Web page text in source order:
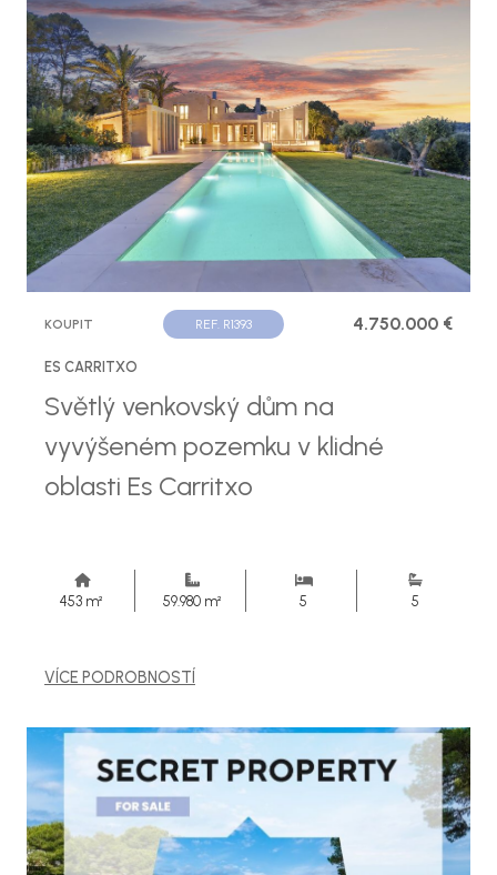
KOUPIT REF. R1393 4.750.000 €
ES CARRITXO
Světlý venkovský dům na
vyvýšeném pozemku v klidné
oblasti Es Carritxo
453 m² 59.980 m² 5 5
VÍCE PODROBNOSTÍ